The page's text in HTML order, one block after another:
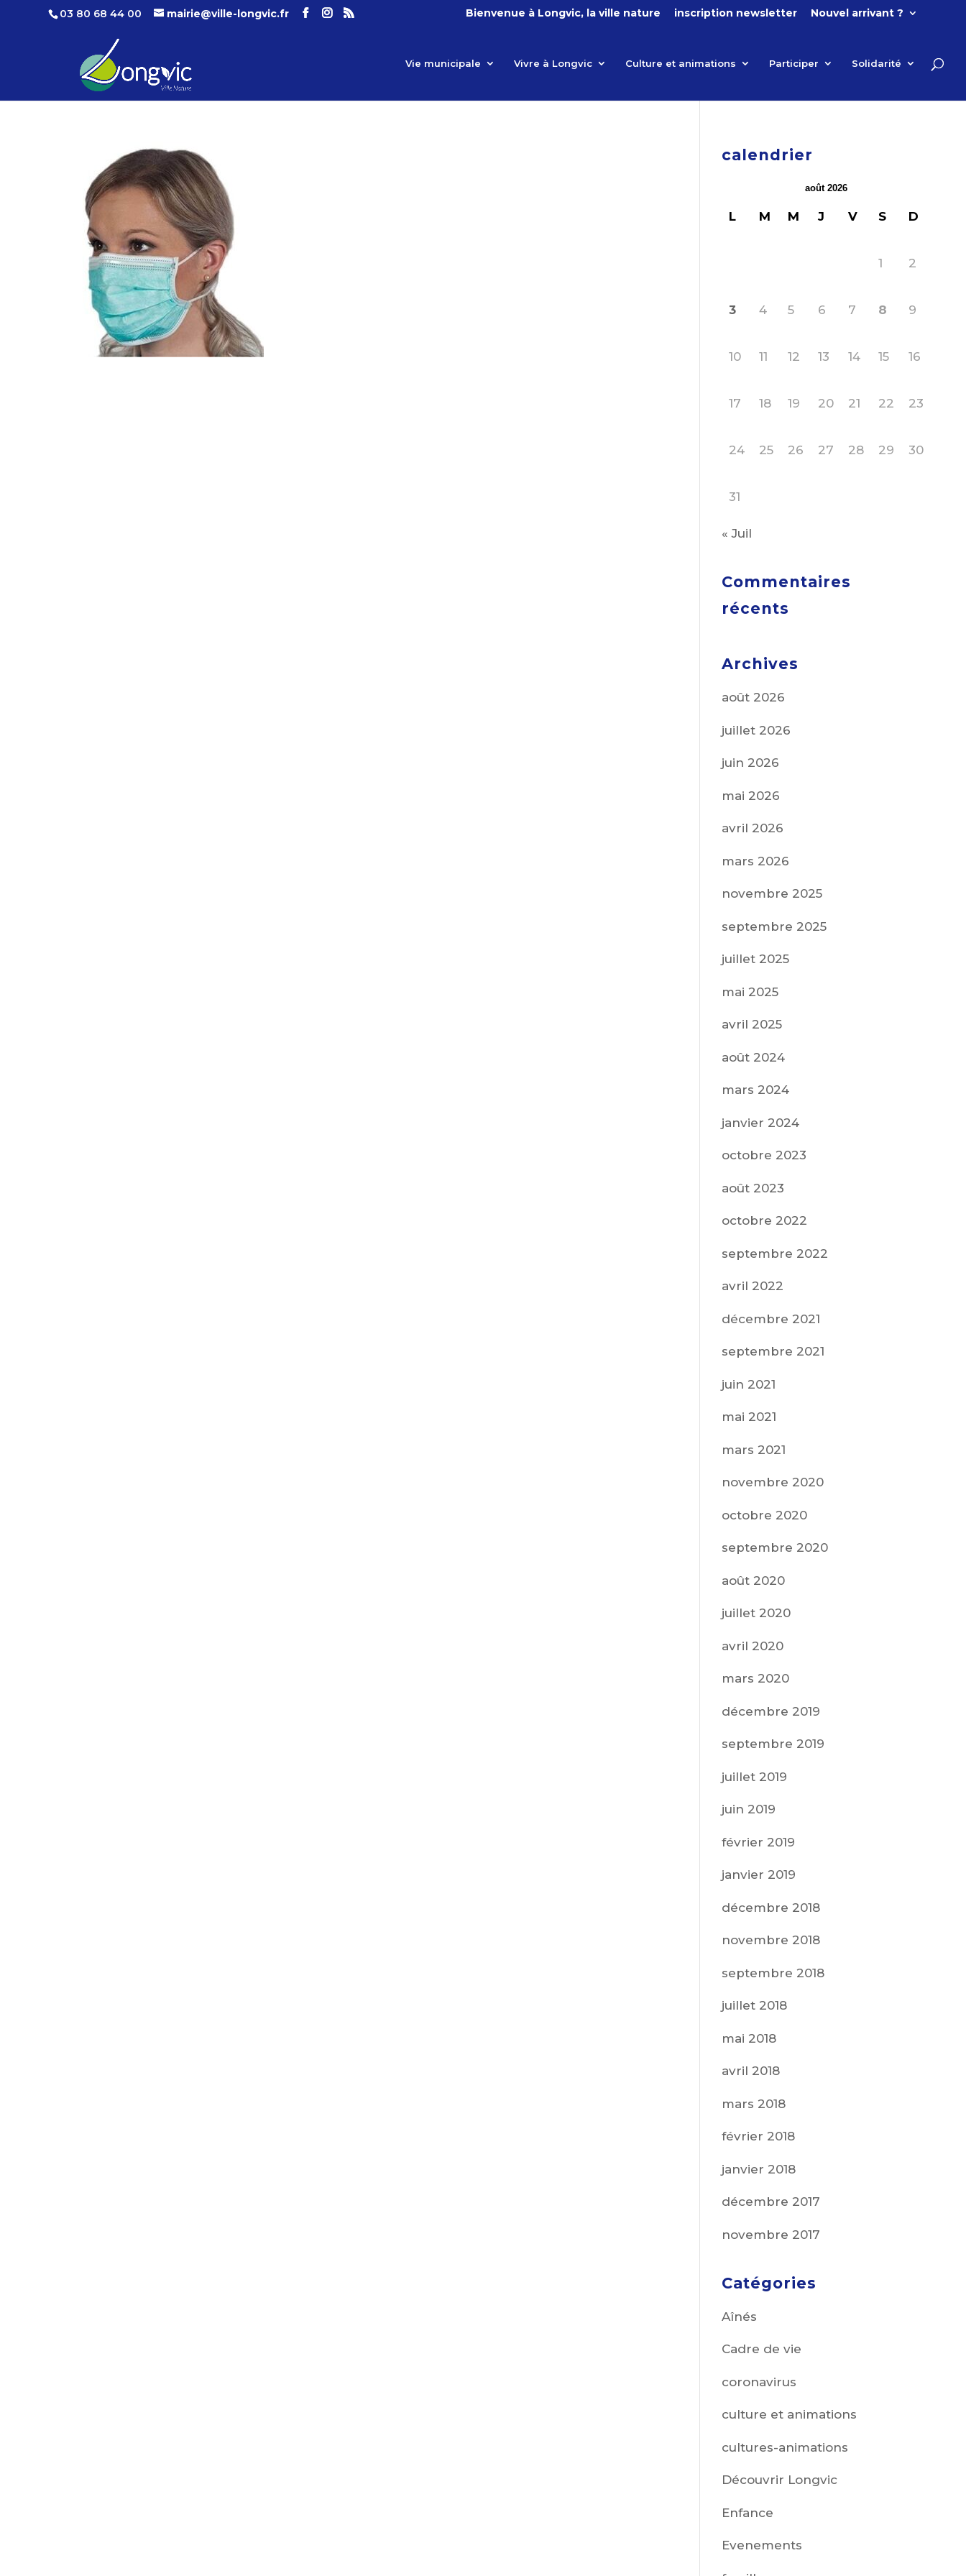
03 80 68 44 00 mairie@ville-longvic.fr Bienvenue à Longvic, la ville nature inscription newsletter Nouvel arrivant ?
Vie municipale Vivre à Longvic Culture et animations Participer Solidarité
calendrier
août 2026
L M M J V S D
1 2
3 4 5 6 7 8 9
10 11 12 13 14 15 16
17 18 19 20 21 22 23
24 25 26 27 28 29 30
31
« Juil
Commentaires
récents
Archives
août 2026
juillet 2026
juin 2026
mai 2026
avril 2026
mars 2026
novembre 2025
septembre 2025
juillet 2025
mai 2025
avril 2025
août 2024
mars 2024
janvier 2024
octobre 2023
août 2023
octobre 2022
septembre 2022
avril 2022
décembre 2021
septembre 2021
juin 2021
mai 2021
mars 2021
novembre 2020
octobre 2020
septembre 2020
août 2020
juillet 2020
avril 2020
mars 2020
décembre 2019
septembre 2019
juillet 2019
juin 2019
février 2019
janvier 2019
décembre 2018
novembre 2018
septembre 2018
juillet 2018
mai 2018
avril 2018
mars 2018
février 2018
janvier 2018
décembre 2017
novembre 2017
Catégories
Aînés
Cadre de vie
coronavirus
culture et animations
cultures-animations
Découvrir Longvic
Enfance
Evenements